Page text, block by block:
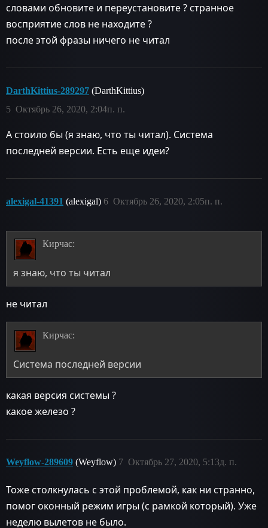
словами обновите и переустановите ? странное
восприятие слов не находите ?
после этой фразы ничего не читал
DarthKittius-289297 (DarthKittius)
Октябрь 26, 2020, 2:04п. п.
5
А стоило бы (я знаю, что ты читал). Система
последней версии. Есть еще идеи?
alexigal-41391 (alexigal) Октябрь 26, 2020, 2:05п. п.
6
Кирчас:
я знаю, что ты читал
не читал
Кирчас:
Система последней версии
какая версия системы ?
какое железо ?
Weyflow-289609 (Weyflow) Октябрь 27, 2020, 5:13д. п.
7
Тоже столкнулась с этой проблемой, как ни странно,
помог оконный режим игры (с рамкой который). Уже
неделю вылетов не было.